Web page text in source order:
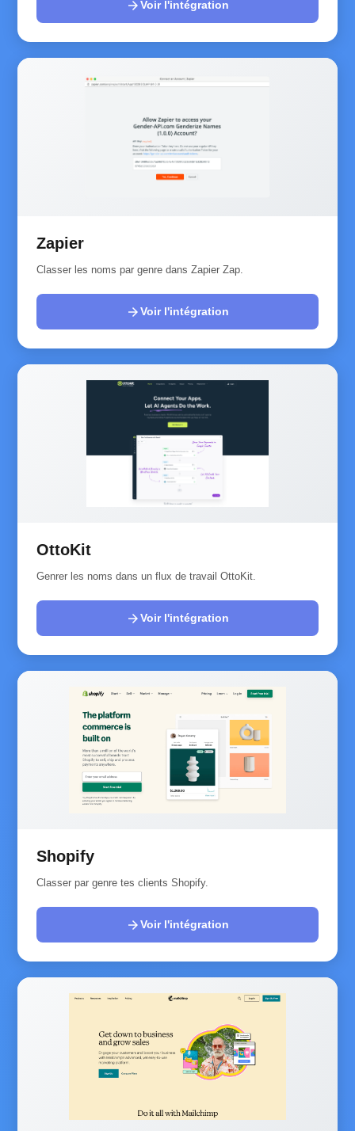
arrow_forwardVoir l'intégration
Zapier
Classer les noms par genre dans Zapier Zap.
arrow_forwardVoir l'intégration
OttoKit
Genrer les noms dans un flux de travail OttoKit.
arrow_forwardVoir l'intégration
Shopify
Classer par genre tes clients Shopify.
arrow_forwardVoir l'intégration